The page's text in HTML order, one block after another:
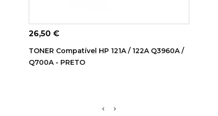
ADICIONAR AO CARRINHO
Preço
26,50 €
TONER Compatível HP 121A / 122A Q3960A /
Q700A - PRETO